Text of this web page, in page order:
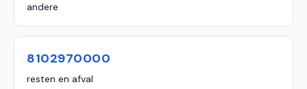
andere
8102970000
resten en afval